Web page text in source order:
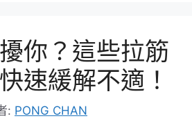
你？這些拉筋
速緩解不適！
: PONG CHAN